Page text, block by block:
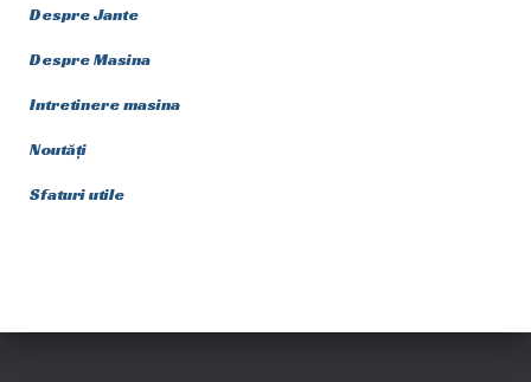
Despre Jante
Despre Masina
Intretinere masina
Noutăți
Sfaturi utile